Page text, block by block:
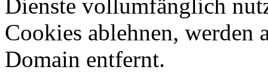
Dienste vollumfänglich
Cookies ablehnen, werden
Domain entfernt.